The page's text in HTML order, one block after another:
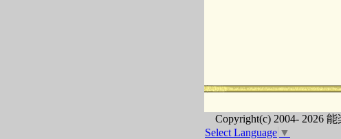
Copyright(c) 2004- 2026 能
Select Language ▼